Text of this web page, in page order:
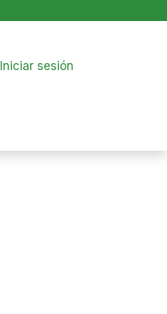
Iniciar sesión